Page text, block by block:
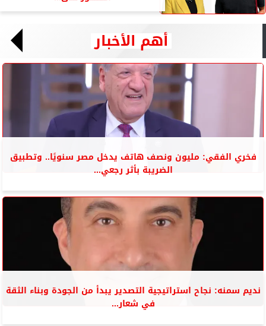
أهم الأخبار
فخري الفقي: مليون ونصف هاتف يدخل مصر سنويًا.. وتطبيق
الضريبة بأثر رجعي...
نديم سمنه: نجاح استراتيجية التصدير يبدأ من الجودة وبناء الثقة
في شعار...